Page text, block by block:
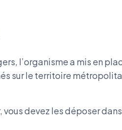
l’organisme a mis en
sur le territoire
devez les déposer